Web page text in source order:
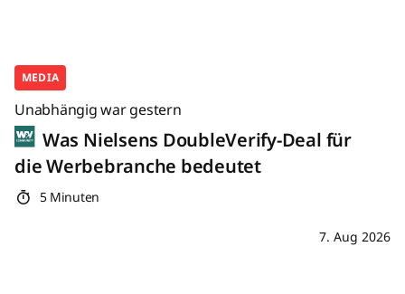
MEDIA
Unabhängig war gestern
Was Nielsens DoubleVerify-Deal für
die Werbebranche bedeutet
5 Minuten
7. Aug 2026